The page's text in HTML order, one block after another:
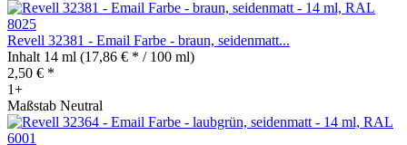
Revell 32381 - Email Farbe - braun, seidenmatt...
Inhalt 14 ml (17,86 € * / 100 ml)
2,50 € *
1+
Maßstab Neutral